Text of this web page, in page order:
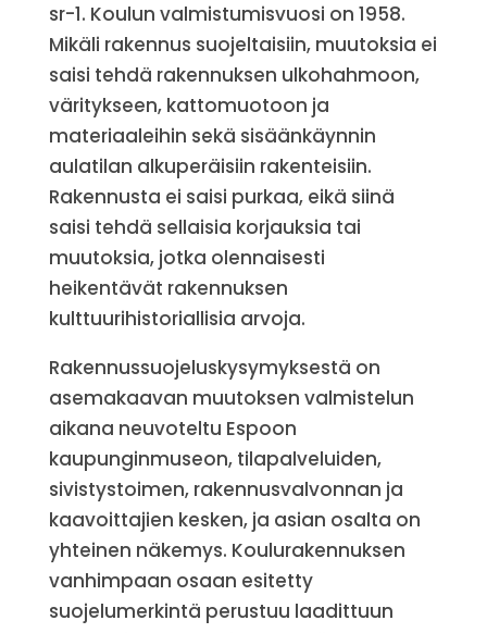
sr-1. Koulun valmistumisvuosi on 1958.
Mikäli rakennus suojeltaisiin, muutoksia ei
saisi tehdä rakennuksen ulkohahmoon,
väritykseen, kattomuotoon ja
materiaaleihin sekä sisäänkäynnin
aulatilan alkuperäisiin rakenteisiin.
Rakennusta ei saisi purkaa, eikä siinä
saisi tehdä sellaisia korjauksia tai
muutoksia, jotka olennaisesti
heikentävät rakennuksen
kulttuurihistoriallisia arvoja.
Rakennussuojeluskysymyksestä on
asemakaavan muutoksen valmistelun
aikana neuvoteltu Espoon
kaupunginmuseon, tilapalveluiden,
sivistystoimen, rakennusvalvonnan ja
kaavoittajien kesken, ja asian osalta on
yhteinen näkemys. Koulurakennuksen
vanhimpaan osaan esitetty
suojelumerkintä perustuu laadittuun